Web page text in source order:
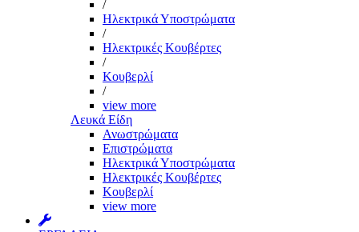
/
Ηλεκτρικά Υποστρώματα
/
Ηλεκτρικές Κουβέρτες
/
Κουβερλί
/
view more
Λευκά Είδη
Ανωστρώματα
Επιστρώματα
Ηλεκτρικά Υποστρώματα
Ηλεκτρικές Κουβέρτες
Κουβερλί
view more